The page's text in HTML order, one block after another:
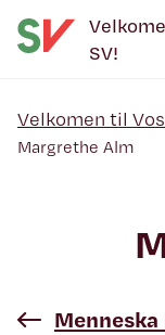
SV!
Velkomen til
Margrethe Alm
Menneska